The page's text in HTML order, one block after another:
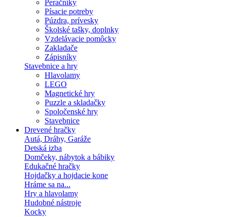
Peračníky
Písacie potreby
Púzdra, prívesky
Školské tašky, doplnky
Vzdelávacie pomôcky
Zakladače
Zápisníky
Stavebnice a hry
Hlavolamy
LEGO
Magnetické hry
Puzzle a skladačky
Spoločenské hry
Stavebnice
Drevené hračky
Autá, Dráhy, Garáže
Detská izba
Domčeky, nábytok a bábiky
Edukačné hračky
Hojdačky a hojdacie kone
Hráme sa na...
Hry a hlavolamy
Hudobné nástroje
Kocky